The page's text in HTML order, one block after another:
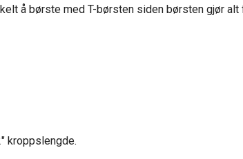
å børste med T-børsten siden børsten gjør alt
kroppslengde.